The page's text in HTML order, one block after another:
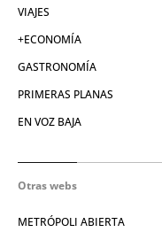
VIAJES
+ECONOMÍA
GASTRONOMÍA
PRIMERAS PLANAS
EN VOZ BAJA
Otras webs
METRÓPOLI ABIERTA